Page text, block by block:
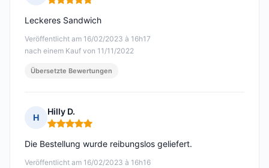
Hinweis: 5 von 5
Veröffentlicht am 16/02/2023 à 16h17
nach einem Kauf von 11/11/2022
Leckeres Sandwich
Übersetzte Bewertungen
H
Hilly D.
Hinweis: 5 von 5
Veröffentlicht am 16/02/2023 à 16h16
Die Bestellung wurde reibungslos geliefert.